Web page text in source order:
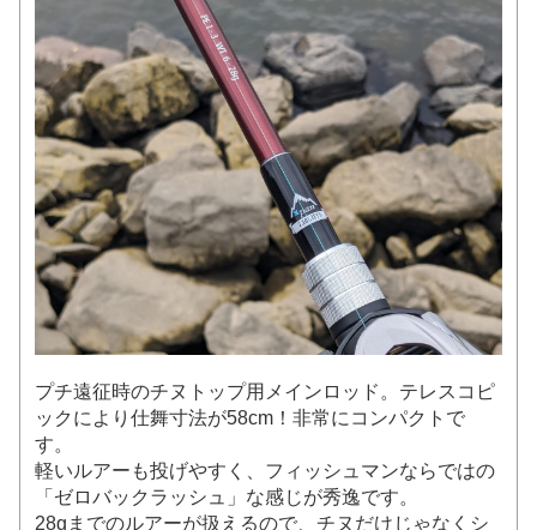
プチ遠征時のチヌトップ用メインロッド。テレスコピ
ックにより仕舞寸法が58cm！非常にコンパクトで
す。
軽いルアーも投げやすく、フィッシュマンならではの
「ゼロバックラッシュ」な感じが秀逸です。
28gまでのルアーが扱えるので、チヌだけじゃなくシ